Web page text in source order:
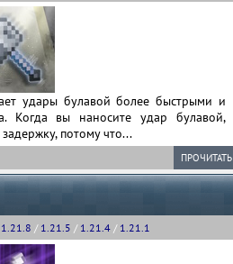
удары булавой более быстрыми и
Когда вы наносите удар булавой,
потому что...
ПРОЧИТАТЬ
1.21.8 / 1.21.5 / 1.21.4 / 1.21.1